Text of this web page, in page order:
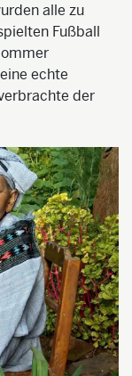
alle zu
Fußball
echte
der